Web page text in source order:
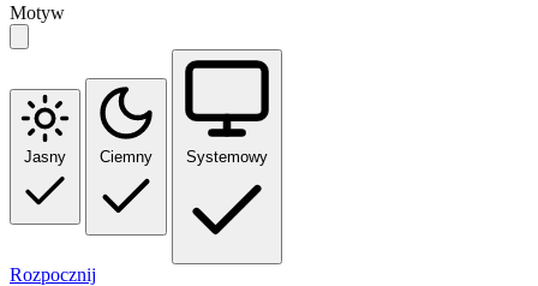
Motyw
Jasny Ciemny Systemowy
Rozpocznij